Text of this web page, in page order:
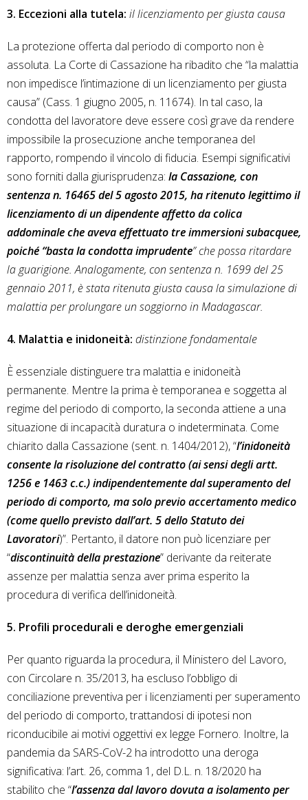
3. Eccezioni alla tutela: il licenziamento per giusta causa
La protezione offerta dal periodo di comporto non è
assoluta. La Corte di Cassazione ha ribadito che “la malattia
non impedisce l’intimazione di un licenziamento per giusta
causa” (Cass. 1 giugno 2005, n. 11674). In tal caso, la
condotta del lavoratore deve essere così grave da rendere
impossibile la prosecuzione anche temporanea del
rapporto, rompendo il vincolo di fiducia. Esempi significativi
sono forniti dalla giurisprudenza: la Cassazione, con
sentenza n. 16465 del 5 agosto 2015, ha ritenuto legittimo il
licenziamento di un dipendente affetto da colica
addominale che aveva effettuato tre immersioni subacquee,
poiché “basta la condotta imprudente” che possa ritardare
la guarigione. Analogamente, con sentenza n. 1699 del 25
gennaio 2011, è stata ritenuta giusta causa la simulazione di
malattia per prolungare un soggiorno in Madagascar.
4. Malattia e inidoneità: distinzione fondamentale
È essenziale distinguere tra malattia e inidoneità
permanente. Mentre la prima è temporanea e soggetta al
regime del periodo di comporto, la seconda attiene a una
situazione di incapacità duratura o indeterminata. Come
chiarito dalla Cassazione (sent. n. 1404/2012), “l’inidoneità
consente la risoluzione del contratto (ai sensi degli artt.
1256 e 1463 c.c.) indipendentemente dal superamento del
periodo di comporto, ma solo previo accertamento medico
(come quello previsto dall’art. 5 dello Statuto dei
Lavoratori)”. Pertanto, il datore non può licenziare per
“discontinuità della prestazione” derivante da reiterate
assenze per malattia senza aver prima esperito la
procedura di verifica dell’inidoneità.
5. Profili procedurali e deroghe emergenziali
Per quanto riguarda la procedura, il Ministero del Lavoro,
con Circolare n. 35/2013, ha escluso l’obbligo di
conciliazione preventiva per i licenziamenti per superamento
del periodo di comporto, trattandosi di ipotesi non
riconducibile ai motivi oggettivi ex legge Fornero. Inoltre, la
pandemia da SARS-CoV-2 ha introdotto una deroga
significativa: l’art. 26, comma 1, del D.L. n. 18/2020 ha
stabilito che “l’assenza dal lavoro dovuta a isolamento per